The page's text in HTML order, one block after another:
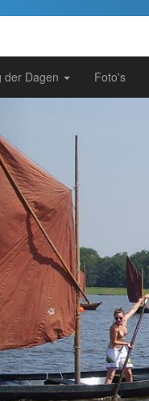
der Dagen Foto's